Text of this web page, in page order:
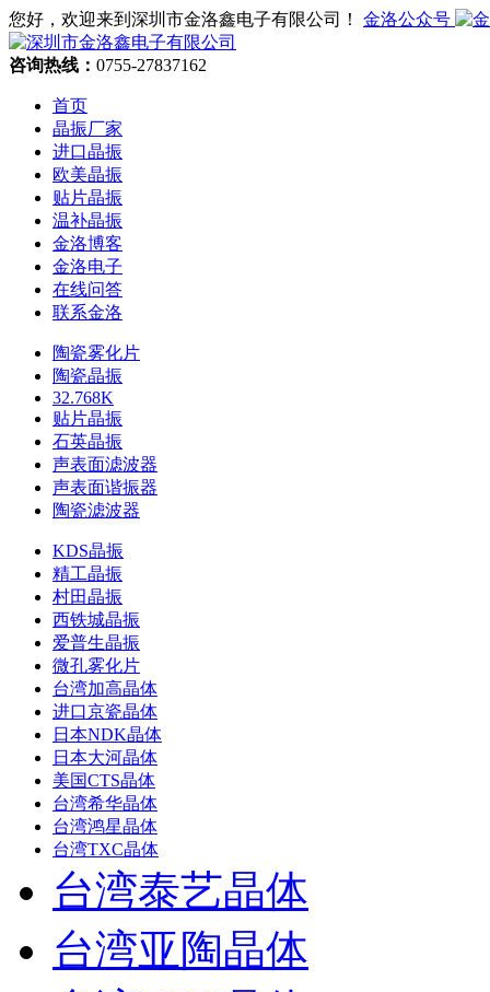
您好，欢迎来到深圳市金洛鑫电子有限公司！ 金洛公众号
咨询热线： 0755-27837162
首页
晶振厂家
进口晶振
欧美晶振
贴片晶振
温补晶振
金洛博客
金洛电子
在线问答
联系金洛
陶瓷雾化片
陶瓷晶振
32.768K
贴片晶振
石英晶振
声表面滤波器
声表面谐振器
陶瓷滤波器
KDS晶振
精工晶振
村田晶振
西铁城晶振
爱普生晶振
微孔雾化片
台湾加高晶体
进口京瓷晶体
日本NDK晶体
日本大河晶体
美国CTS晶体
台湾希华晶体
台湾鸿星晶体
台湾TXC晶体
台湾泰艺晶体
台湾亚陶晶体